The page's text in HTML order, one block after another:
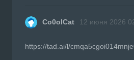
Co0olCat 12 июня 2026
https://tad.ai/l/